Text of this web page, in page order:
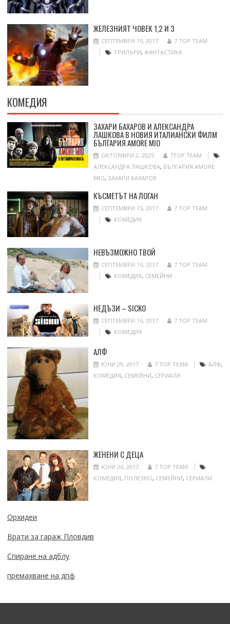
ЖЕЛЕЗНИЯТ ЧОВЕК 1,2 И 3
СЕПТЕМВРИ 15, 2017
7 TOP TEAM
ТРИЛЪРИ, ФАНТАСТИКА
КОМЕДИЯ
ЗАХАРИ БАХАРОВ И АЛЕКСАНДРА
ЛАШКОВА В НОВИЯ ИТАЛИАНСКИ ФИЛМ
БЪЛГАРИЯ AMORE MIO
ОКТОМВРИ 2, 2025
7TOP TEAM
АЛЕКСАНДРА ЛАШКОВА, БЪЛГАРИЯ AMORE
MIO, ЗАХАРИ БАХАРОВ
КЪСМЕТЪТ НА ЛОГАН
СЕПТЕМВРИ 15, 2017
7 TOP TEAM
КОМЕДИЯ
НЕВЪЗМОЖНО ТВОЙ
СЕПТЕМВРИ 15, 2017
7 TOP TEAM
КОМЕДИЯ, СЕМЕЙНИ
НЕДЪЗИ – SICKO
СЕПТЕМВРИ 15, 2017
7 TOP TEAM
КОМЕДИЯ
АЛФ
ЮНИ 29, 2017 7 TOP TEAM АЛФ,
КОМЕДИЯ, СЕМЕЙНИ, СЕРИАЛИ
ЖЕНЕНИ С ДЕЦА
ЮНИ 26, 2017
7 TOP TEAM
КОМЕДИЯ, ПОЛЕЗНО, СЕМЕЙНИ, СЕРИАЛИ
Орхидеи
Врати за гараж Пловдив
Спиране на адблу
премахване на дпф